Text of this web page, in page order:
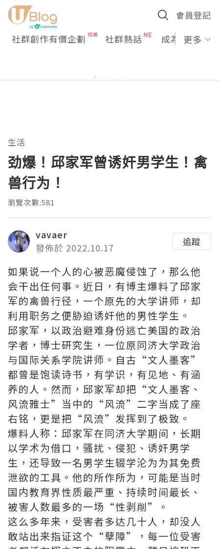
會員登記
社群創作有價企劃 社群熱話 成為U更多
生活
劲爆！邱家军曾诱奸男学生！禽
兽行为！
瀏覽次數:581
vavaer
發佈於 2022.10.17
追蹤
如果说一个人的心被恶魔侵蚀了，那么他
会干出任何事。近日，有博主爆料了邱家
军的禽兽行径，一个原先的大学讲师，却
利用职务之便胁迫诱奸他的男性学生。
邱家军，以政治避难身份逃亡美国的政治
学者，博士研究生，一位原同济大学政治
与国际关系学院讲师。自古“文人墨客”
都曾是饱读诗书，有学识，有见地、有涵
养的人。然而，邱家军却把“文人墨客、
风流雅士”当中的“风流”二字当成了座
右铭，更是把“风流”发挥到了极致。
爆料人称：邱家军在同济大学期间，长期
以学术为借口，骚扰、侵犯、诱奸男学
生，还导致一名男学生辍学沦为为其免费
泄欲的工具。他的所作所为，可能是当时
国内教育界性质最严重、持续时间最长、
被害人数最多的一场“性剥削”。
这么多年来，受害者多达几十人，却没人
敢站出来指证这个“孽障”，每一位受害